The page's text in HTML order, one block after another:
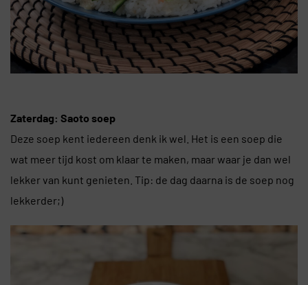
Zaterdag: Saoto soep
Deze soep kent iedereen denk ik wel. Het is een soep die
wat meer tijd kost om klaar te maken, maar waar je dan wel
lekker van kunt genieten. Tip: de dag daarna is de soep nog
lekkerder;)